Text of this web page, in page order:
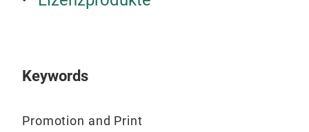
Keywords
Promotion and Print